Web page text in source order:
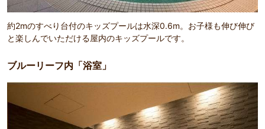
約2mのすべり台付のキッズプールは水深0.6m。お子様も伸び伸び
と楽しんでいただける屋内のキッズプールです。
ブルーリーフ内「浴室」